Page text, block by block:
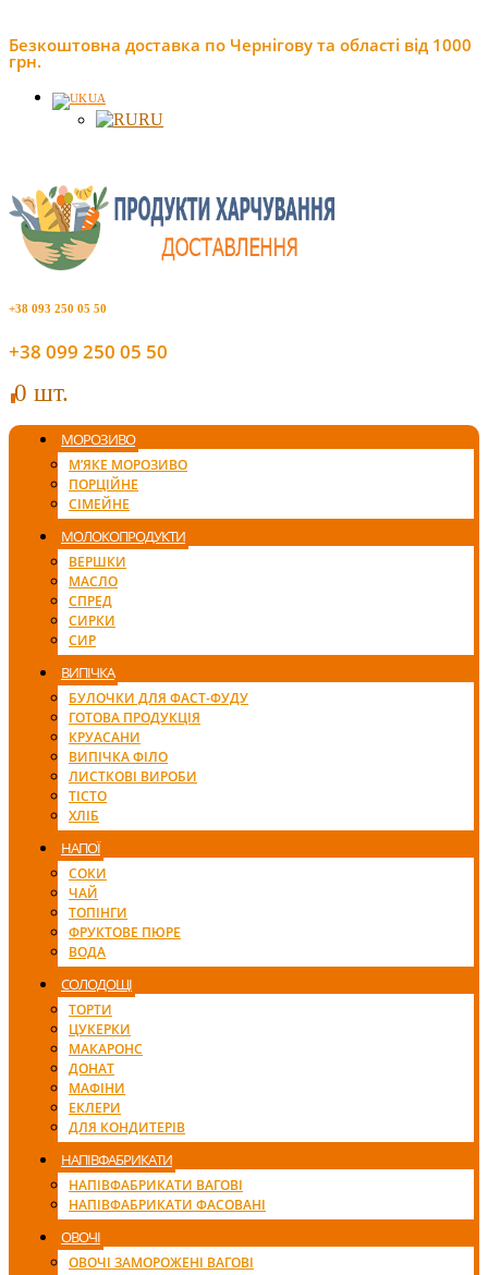
Безкоштовна доставка по Чернігову та області від 1000
грн.
UA
RU
+38 093 250 05 50
+38 099 250 05 50
00 шт.
МОРОЗИВО
М’ЯКЕ МОРОЗИВО
ПОРЦІЙНЕ
СІМЕЙНЕ
МОЛОКОПРОДУКТИ
ВЕРШКИ
МАСЛО
СПРЕД
СИРКИ
СИР
ВИПІЧКА
БУЛОЧКИ ДЛЯ ФАСТ-ФУДУ
ГОТОВА ПРОДУКЦІЯ
КРУАСАНИ
ВИПІЧКА ФІЛО
ЛИСТКОВІ ВИРОБИ
ТІСТО
ХЛІБ
НАПОЇ
СОКИ
ЧАЙ
ТОПІНГИ
ФРУКТОВЕ ПЮРЕ
ВОДА
СОЛОДОЩІ
ТОРТИ
ЦУКЕРКИ
МАКАРОНС
ДОНАТ
МАФІНИ
ЕКЛЕРИ
ДЛЯ КОНДИТЕРІВ
НАПІВФАБРИКАТИ
НАПІВФАБРИКАТИ ВАГОВІ
НАПІВФАБРИКАТИ ФАСОВАНІ
ОВОЧІ
ОВОЧІ ЗАМОРОЖЕНІ ВАГОВІ